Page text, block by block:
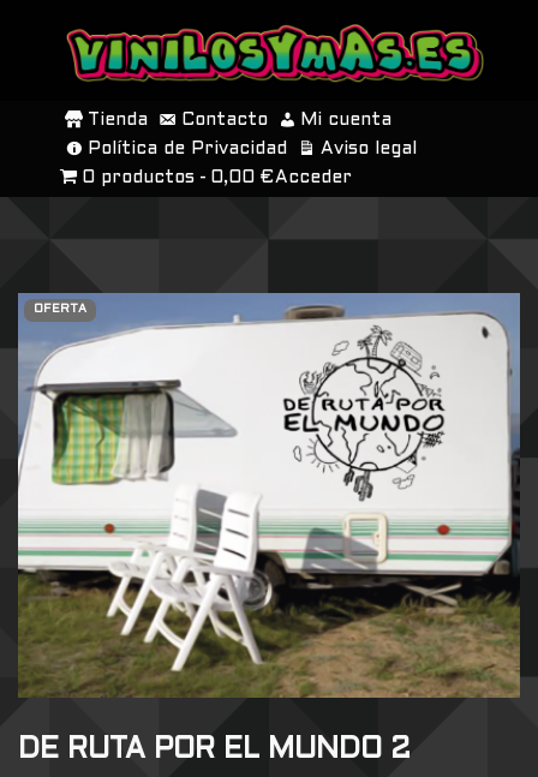
SALTAR
CONTENIDO
Tienda Contacto
Mi cuenta
Política de Privacidad
Aviso legal
0 productos
0,00 € Acceder
OFERTA
DE RUTA POR EL MUNDO 2